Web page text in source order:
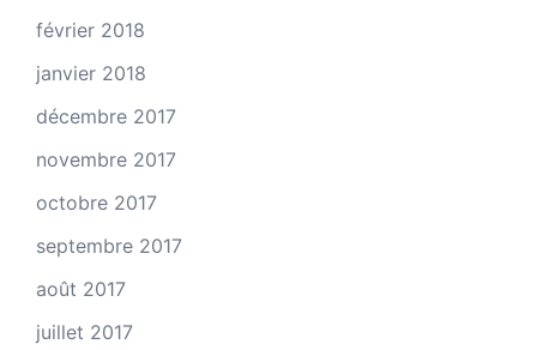
février 2018
janvier 2018
décembre 2017
novembre 2017
octobre 2017
septembre 2017
août 2017
juillet 2017